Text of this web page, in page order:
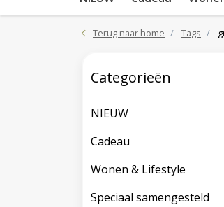
Terug naar home Tags
Categorieën
NIEUW
Cadeau
Wonen & Lifestyle
Speciaal samengesteld